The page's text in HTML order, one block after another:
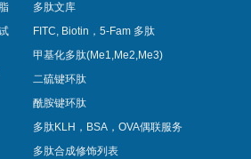
多肽文库
FITC, Biotin，5-Fam 多肽
甲基化多肽(Me1,Me2,Me3)
二硫键环肽
酰胺键环肽
多肽KLH，BSA，OVA偶联服务
多肽合成修饰列表